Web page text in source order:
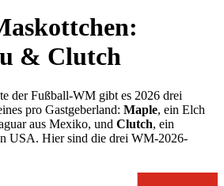
& Clutch
der Fußball-WM gibt es 2026 drei
pro Gastgeberland: Maple, ein Elch
aus Mexiko, und Clutch, ein
USA. Hier sind die drei WM-2026-